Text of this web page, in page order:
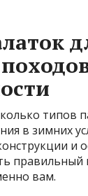
типов
в зимних
и
правильный
вам.